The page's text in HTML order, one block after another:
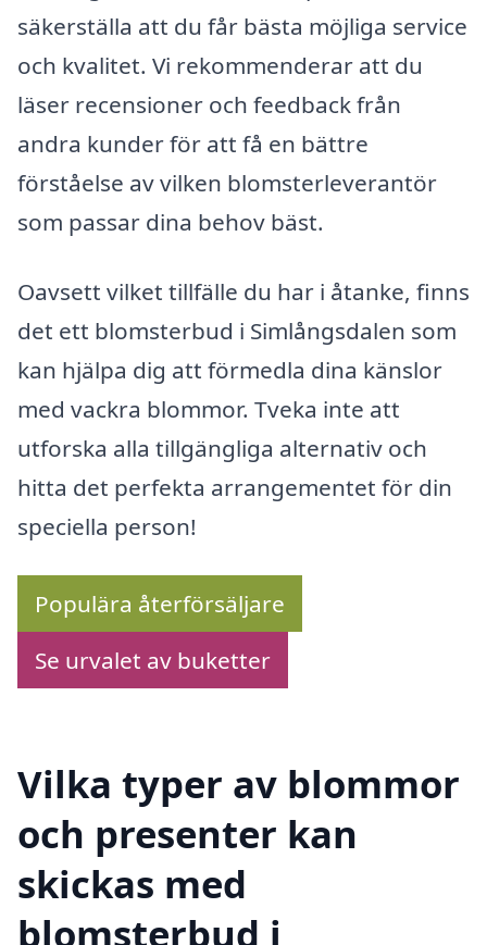
säkerställa att du får bästa möjliga service
och kvalitet. Vi rekommenderar att du
läser recensioner och feedback från
andra kunder för att få en bättre
förståelse av vilken blomsterleverantör
som passar dina behov bäst.
Oavsett vilket tillfälle du har i åtanke, finns
det ett blomsterbud i Simlångsdalen som
kan hjälpa dig att förmedla dina känslor
med vackra blommor. Tveka inte att
utforska alla tillgängliga alternativ och
hitta det perfekta arrangementet för din
speciella person!
Populära återförsäljare
Se urvalet av buketter
Vilka typer av blommor
och presenter kan
skickas med
blomsterbud i